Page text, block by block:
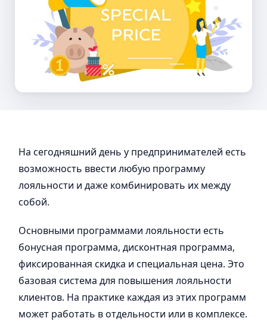
На сегодняшний день у предпринимателей есть
возможность ввести любую программу
лояльности и даже комбинировать их между
собой.
Основными программами лояльности есть
бонусная программа, дисконтная программа,
фиксированная скидка и специальная цена. Это
базовая система для повышения лояльности
клиентов. На практике каждая из этих программ
может работать в отдельности или в комплексе.